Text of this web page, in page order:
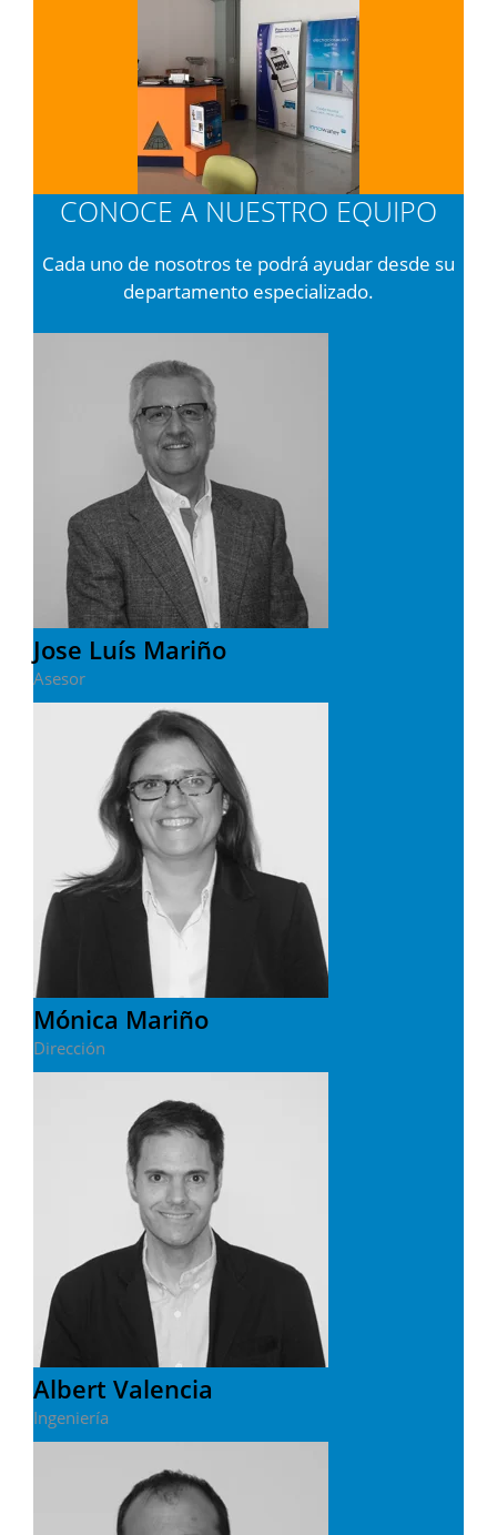
CONOCE A NUESTRO EQUIPO
Cada uno de nosotros te podrá ayudar desde su
departamento especializado.
Jose Luís Mariño
Asesor
Mónica Mariño
Dirección
Albert Valencia
Ingeniería